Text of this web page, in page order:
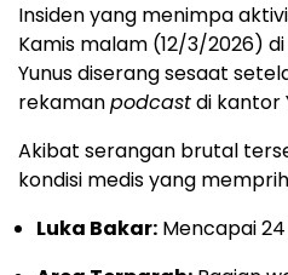
Insiden yang menimpa
Kamis malam (12/3/2026)
Yunus diserang sesaat
rekamanpodcastdi kantor
Akibat serangan brutal
kondisi medis yang
Luka Bakar: Mencapai